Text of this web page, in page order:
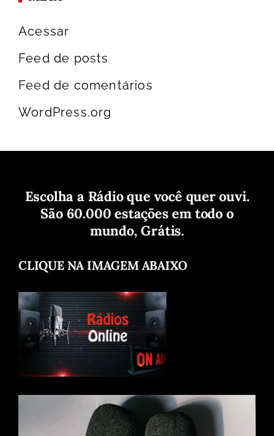
Acessar
Feed de posts
Feed de comentários
WordPress.org
Escolha a Rádio que você quer ouvi.
São 60.000 estações em todo o
mundo, Grátis.
CLIQUE NA IMAGEM ABAIXO